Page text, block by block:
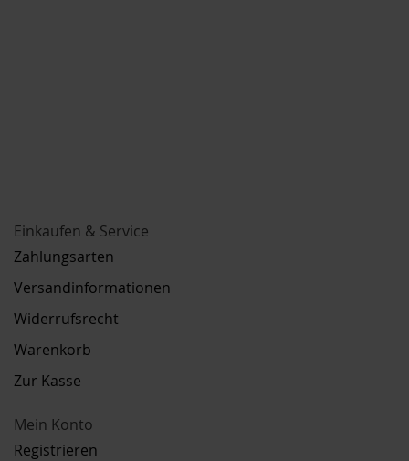
Einkaufen & Service
Zahlungsarten
Versandinformationen
Widerrufsrecht
Warenkorb
Zur Kasse
Mein Konto
Registrieren